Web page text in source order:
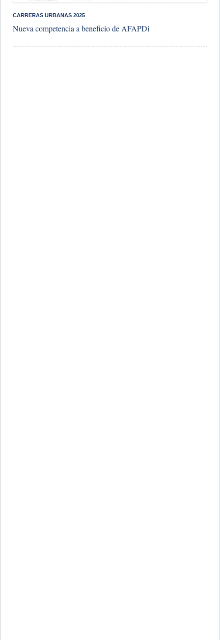
​CARRERAS URBANAS 2025
Nueva competencia a beneficio de AFAPDi